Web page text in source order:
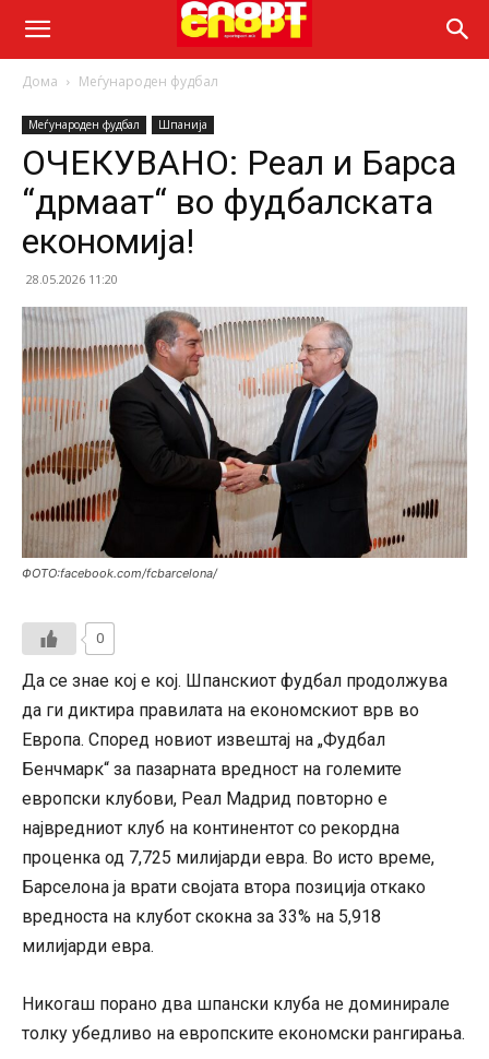
Дома Меѓународен фудбал
Меѓународен фудбал Шпанија
ОЧЕКУВАНО: Реал и Барса
“дрмаат“ во фудбалската
економија!
28.05.2026 11:20
ФОТО:facebook.com/fcbarcelona/
0
Да се знае кој е кој. Шпанскиот фудбал продолжува
да ги диктира правилата на економскиот врв во
Европа. Според новиот извештај на „Фудбал
Бенчмарк“ за пазарната вредност на големите
европски клубови, Реал Мадрид повторно е
највредниот клуб на континентот со рекордна
проценка од 7,725 милијарди евра. Во исто време,
Барселона ја врати својата втора позиција откако
вредноста на клубот скокна за 33% на 5,918
милијарди евра.
Никогаш порано два шпански клуба не доминирале
толку убедливо на европските економски рангирања.